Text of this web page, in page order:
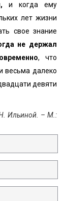
и когда ему
лет жизни
свое знание
не держал
, что
весьма далеко
девяти
Ильиной. – М.: